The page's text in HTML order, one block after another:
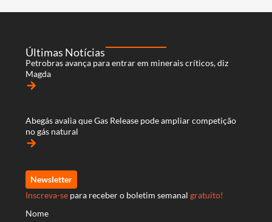
Últimas Notícias
Petrobras avança para entrar em minerais críticos, diz
Magda
arrow_forward
Abegás avalia que Gas Release pode ampliar competição
no gás natural
arrow_forward
Newsletter
Inscreva-se para receber o boletim semanal gratuito!
Nome